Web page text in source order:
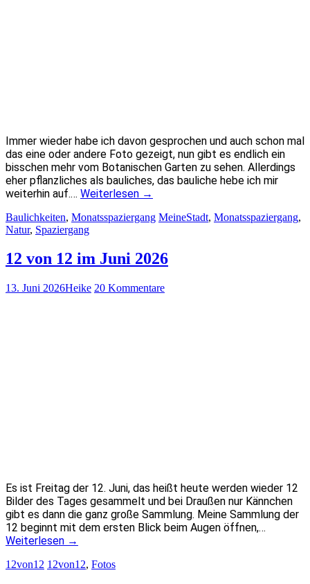
Immer wieder habe ich davon gesprochen und auch schon mal
das eine oder andere Foto gezeigt, nun gibt es endlich ein
bisschen mehr vom Botanischen Garten zu sehen. Allerdings
eher pflanzliches als bauliches, das bauliche hebe ich mir
weiterhin auf.… Weiterlesen →
Baulichkeiten, Monatsspaziergang MeineStadt, Monatsspaziergang,
Natur, Spaziergang
12 von 12 im Juni 2026
13. Juni 2026Heike 20 Kommentare
Es ist Freitag der 12. Juni, das heißt heute werden wieder 12
Bilder des Tages gesammelt und bei Draußen nur Kännchen
gibt es dann die ganz große Sammlung. Meine Sammlung der
12 beginnt mit dem ersten Blick beim Augen öffnen,…
Weiterlesen →
12von12 12von12, Fotos